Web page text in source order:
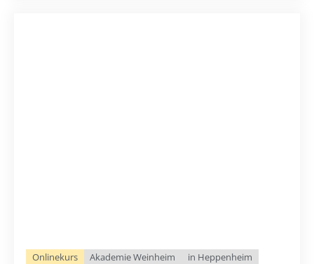
Onlinekurs Akademie Weinheim
in Heppenheim